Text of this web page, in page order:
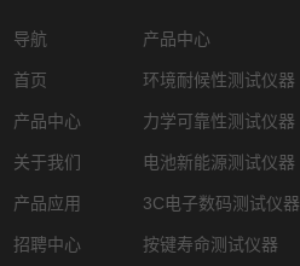
导航
首页
产品中心
关于我们
产品应用
招聘中心
产品中心
环境耐候性测试仪器
力学可靠性测试仪器
电池新能源测试仪器
3C电子数码测试仪器
按键寿命测试仪器